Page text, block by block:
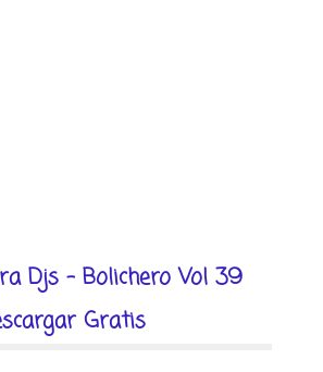
Djs - Bolichero Vol 39
Gratis